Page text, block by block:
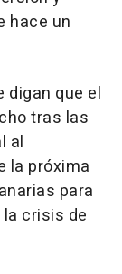
hace un
digan que el
tras las
al
la próxima
para
crisis de